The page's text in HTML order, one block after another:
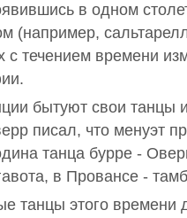
в одном
(например,
с течением времени
бытуют свои танцы
писал, что менуэт
танца бурре -
в Провансе -
танцы этого времени